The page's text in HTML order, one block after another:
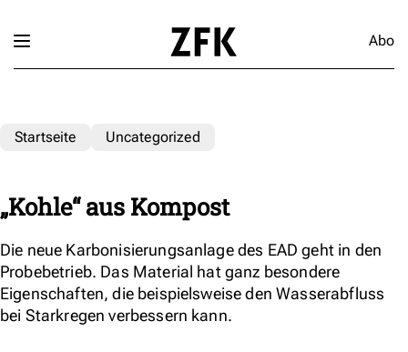
Abo
Startseite Uncategorized
„Kohle“ aus Kompost
Die neue Karbonisierungsanlage des EAD geht in den
Probebetrieb. Das Material hat ganz besondere
Eigenschaften, die beispielsweise den Wasserabfluss
bei Starkregen verbessern kann.